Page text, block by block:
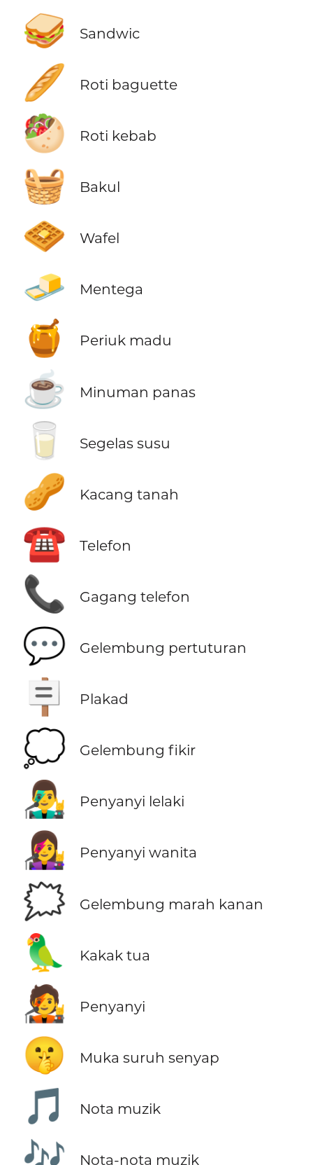
🥪
Sandwic
🥖 Roti baguette
🥙 Roti kebab
🧺 Bakul
🧇 Wafel
🧈 Mentega
🍯 Periuk madu
☕ Minuman panas
🥛 Segelas susu
🥜 Kacang tanah
☎️ Telefon
📞 Gagang telefon
💬 Gelembung pertuturan
🪧 Plakad
💭 Gelembung fikir
👨‍🎤 Penyanyi lelaki
👩‍🎤 Penyanyi wanita
🗯️ Gelembung marah kanan
🦜 Kakak tua
🧑‍🎤 Penyanyi
🤫 Muka suruh senyap
🎵 Nota muzik
Nota-nota muzik